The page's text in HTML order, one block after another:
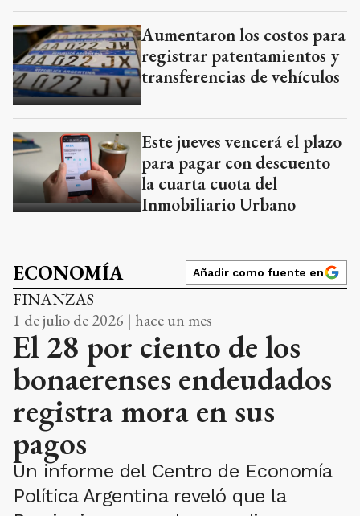
Aumentaron los costos para
registrar patentamientos y
transferencias de vehículos
Este jueves vencerá el plazo
para pagar con descuento
la cuarta cuota del
Inmobiliario Urbano
ECONOMÍA Añadir como fuente en
FINANZAS
1 de julio de 2026 | hace un mes
El 28 por ciento de los
bonaerenses endeudados
registra mora en sus
pagos
Un informe del Centro de Economía
Política Argentina reveló que la